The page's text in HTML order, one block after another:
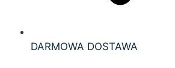
DARMOWA DOSTAWA